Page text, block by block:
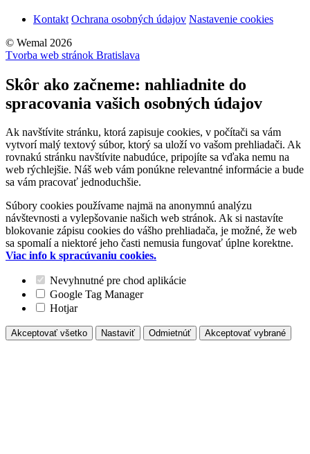
Kontakt Ochrana osobných údajov Nastavenie cookies
© Wemal 2026
Tvorba web stránok Bratislava
Skôr ako začneme: nahliadnite do
spracovania vašich osobných údajov
Ak navštívite stránku, ktorá zapisuje cookies, v počítači sa vám
vytvorí malý textový súbor, ktorý sa uloží vo vašom prehliadači. Ak
rovnakú stránku navštívite nabudúce, pripojíte sa vďaka nemu na
web rýchlejšie. Náš web vám ponúkne relevantné informácie a bude
sa vám pracovať jednoduchšie.
Súbory cookies používame najmä na anonymnú analýzu
návštevnosti a vylepšovanie našich web stránok. Ak si nastavíte
blokovanie zápisu cookies do vášho prehliadača, je možné, že web
sa spomalí a niektoré jeho časti nemusia fungovať úplne korektne.
Viac info k spracúvaniu cookies.
Nevyhnutné pre chod aplikácie
Google Tag Manager
Hotjar
Akceptovať všetko Nastaviť Odmietnúť Akceptovať vybrané